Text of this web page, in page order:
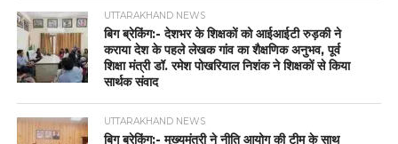
UTTARAKHAND NEWS
बिग ब्रेकिंग:- देशभर के शिक्षकों को आईआईटी रुड़की ने
कराया देश के पहले लेखक गांव का शैक्षणिक अनुभव, पूर्व
शिक्षा मंत्री डॉ. रमेश पोखरियाल निशंक ने शिक्षकों से किया
सार्थक संवाद
UTTARAKHAND NEWS
बिग ब्रेकिंग:- मुख्यमंत्री ने नीति आयोग की टीम के साथ